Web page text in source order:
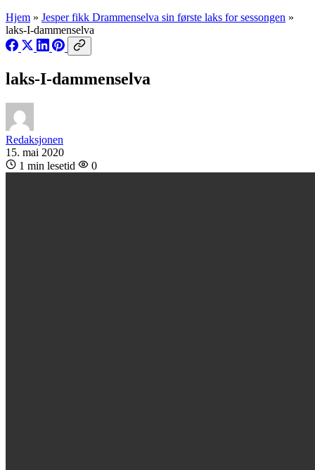
Hjem » Jesper fikk Drammenselva sin første laks for sessongen »
laks-I-dammenselva
laks-I-dammenselva
Redaksjonen
15. mai 2020
1 min lesetid
0